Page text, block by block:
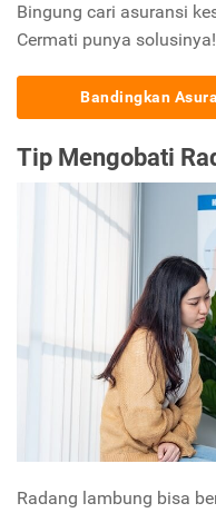
Bingung cari asuransi
Cermati punya solusinya!
Bandingkan
Tip Mengobati
Radang lambung bisa